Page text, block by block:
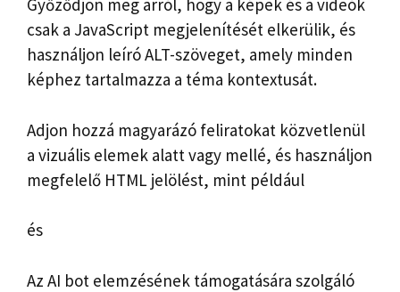
Győződjön meg arról, hogy a képek és a videók
csak a JavaScript megjelenítését elkerülik, és
használjon leíró ALT-szöveget, amely minden
képhez tartalmazza a téma kontextusát.
Adjon hozzá magyarázó feliratokat közvetlenül
a vizuális elemek alatt vagy mellé, és használjon
megfelelő HTML jelölést, mint például
és
Az AI bot elemzésének támogatására szolgáló